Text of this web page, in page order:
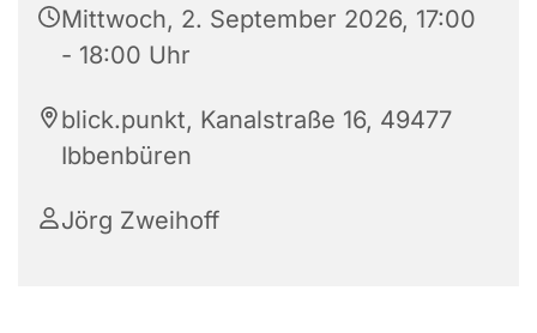
Mittwoch, 2. September 2026, 17:00
- 18:00 Uhr
blick.punkt, Kanalstraße 16, 49477
Ibbenbüren
Jörg Zweihoff